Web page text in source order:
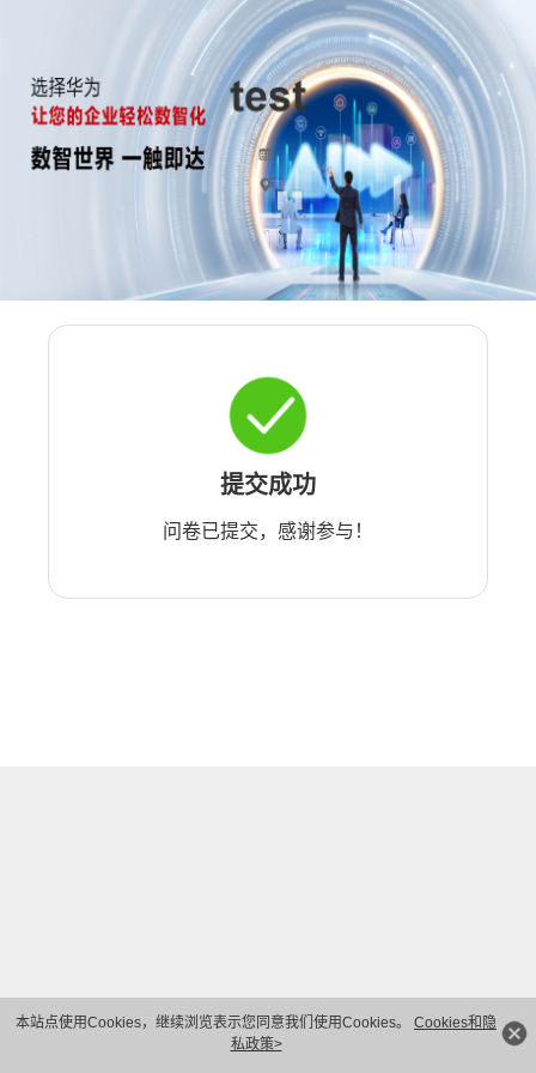
本站点使用Cookies，继续浏览表示您同意我们使用Cookies。 Cookies和隐
私政策>
提交成功
问卷已提交，感谢参与！